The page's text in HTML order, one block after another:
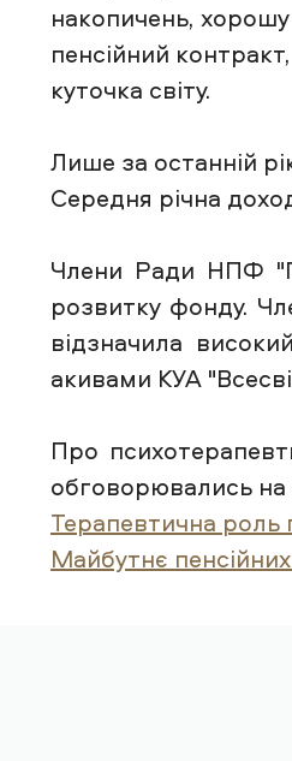
накопичень,
пенсійний
куточка світу.
Лише за останній
Середня річна
Члени Ради НПФ
розвитку фонду.
відзначила
акивами КУА
Про
обговорювались
Терапевтична роль
Майбутнє